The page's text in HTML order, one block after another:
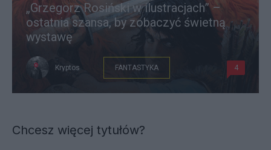
„Grzegorz Rosiński w ilustracjach” –
ostatnia szansa, by zobaczyć świetną
wystawę
Kryptos FANTASTYKA 4
Chcesz więcej tytułów?